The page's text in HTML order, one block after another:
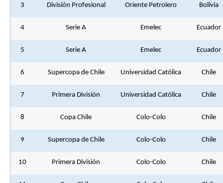
3 División Profesional Oriente Petrolero Bolivia
4 Serie A Emelec Ecuador
5 Serie A Emelec Ecuador
6 Supercopa de Chile Universidad Católica Chile
7 Primera División Universidad Católica Chile
8 Copa Chile Colo-Colo Chile
9 Supercopa de Chile Colo-Colo Chile
10 Primera División Colo-Colo Chile